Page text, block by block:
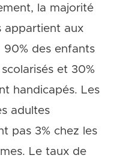
la majorité
appartient aux
90% des enfants
et 30%
handicapés. Les
adultes
pas 3% chez les
Le taux de